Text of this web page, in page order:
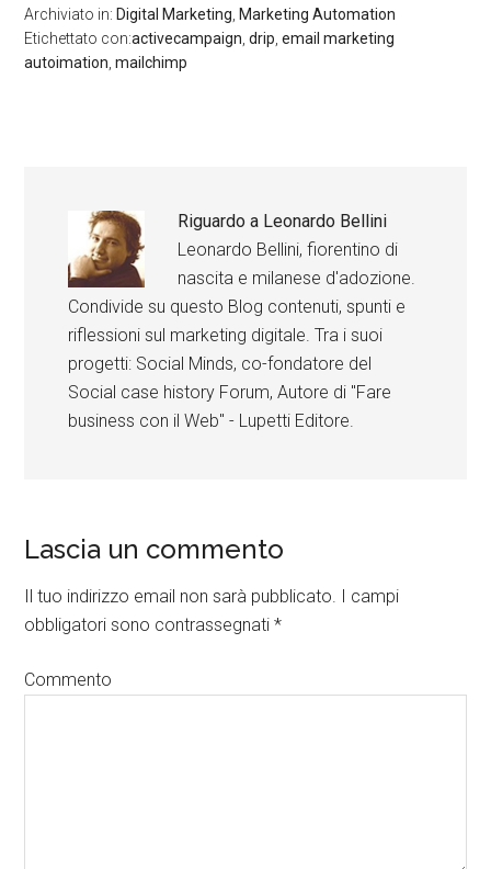
Archiviato in: Digital Marketing Marketing Automation
Etichettato con:activecampaign ,drip ,email marketing
autoimation ,mailchimp
Riguardo a Leonardo Bellini
Leonardo Bellini, fiorentino di
nascita e milanese d'adozione.
Condivide su questo Blog contenuti, spunti e
riflessioni sul marketing digitale. Tra i suoi
progetti: Social Minds, co-fondatore del
Social case history Forum, Autore di "Fare
business con il Web" - Lupetti Editore.
Lascia un commento
Il tuo indirizzo email non sarà pubblicato. I campi
obbligatori sono contrassegnati*
Commento